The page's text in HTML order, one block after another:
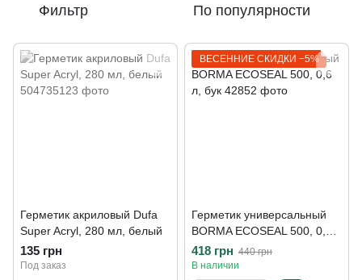
Фильтр По популярности
Герметик акриловый Dufa
Super Acryl, 280 мл, белый
135 грн
Под заказ
ВЕСЕННИЕ СКИДКИ −5%
Герметик универсальный
BORMA ECOSEAL 500, 0,6
л, бук
418 грн 440 грн
В наличии